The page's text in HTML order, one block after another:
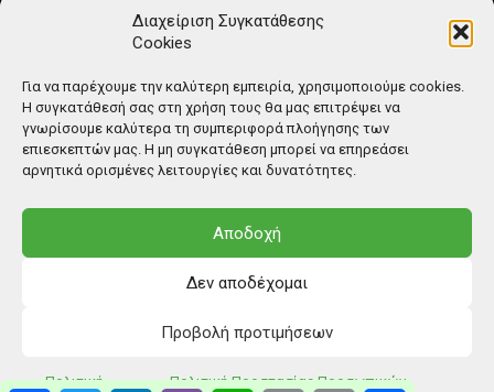
Διαχείριση Συγκατάθεσης
Cookies
Για να παρέχουμε την καλύτερη εμπειρία, χρησιμοποιούμε cookies.
Η συγκατάθεσή σας στη χρήση τους θα μας επιτρέψει να
γνωρίσουμε καλύτερα τη συμπεριφορά πλοήγησης των
επιεσκεπτών μας. Η μη συγκατάθεση μπορεί να επηρεάσει
αρνητικά ορισμένες λειτουργίες και δυνατότητες.
Αποδοχή
Δεν αποδέχομαι
Προβολή προτιμήσεων
Πολιτική Πολιτική Προστασίας Προσωπικών
© Copyright: Ethos Media S.A.